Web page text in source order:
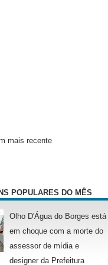
mais recente
POPULARES DO MÊS
Olho D'Água do Borges está
em choque com a morte do
assessor de mídia e
designer da Prefeitura